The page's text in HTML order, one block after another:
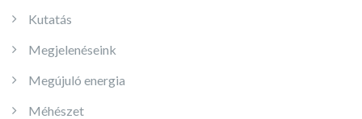
Kutatás
Megjelenéseink
Megújuló energia
Méhészet